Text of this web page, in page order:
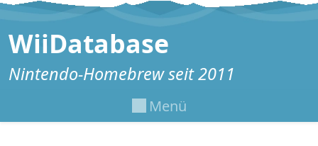
Zum Inhalt springen
WiiDatabase
Nintendo-Homebrew seit 2011
Menü